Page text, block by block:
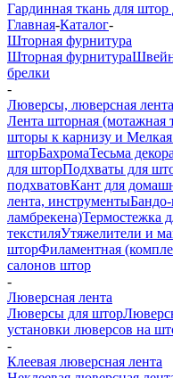
Гардинная ткань для штор
Главная-Каталог-
Шторная фурнитура
Шторная фурнитура
брелки
-
Люверсы, люверсная
Лента шторная (мотажная
шторы к карнизу и Мелкая
шторБахромаТесьма
для шторПодхваты для
подхватовКант для
лента, инструменты
ламбрекена)Термостежка
текстиляУтяжелители и
шторФиламентная
салонов штор
-
Люверсная лента
Люверсы для штор
установки люверсов на
-
Клеевая люверсная лента